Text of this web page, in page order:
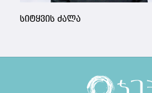
სიტყვის ძალა